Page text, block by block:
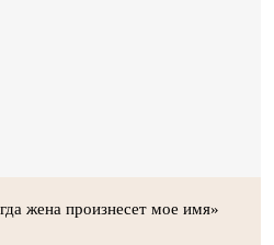
жена произнесет мое имя»